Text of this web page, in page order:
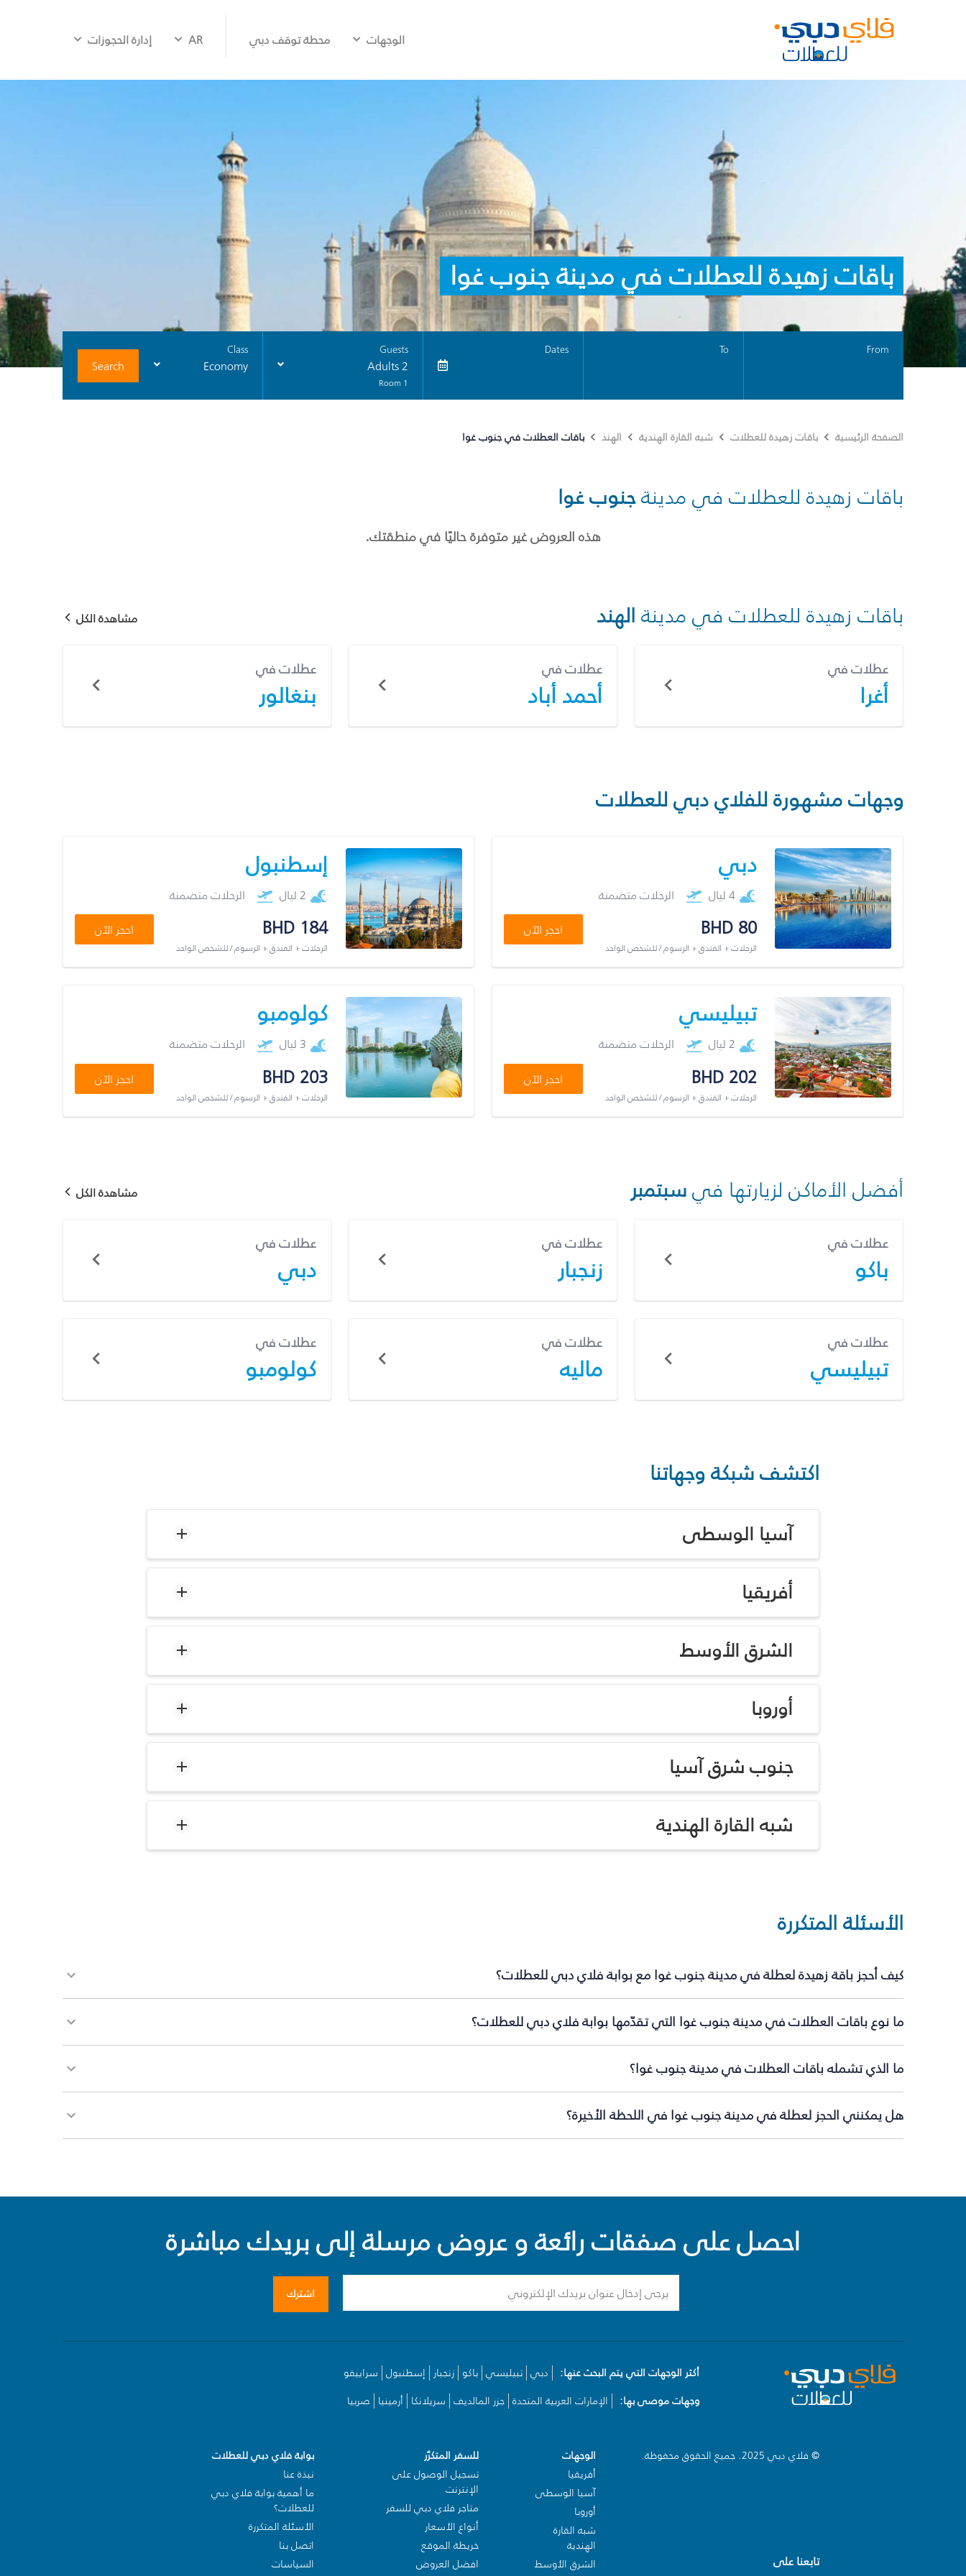
الوجهات محطة توقف دبي AR إدارة الحجوزات
باقات زهيدة للعطلات في مدينة جنوب غوا
From
To
Dates
Guests
2 Adults
1 Room
Class
Economy
Search
الصفحة الرئيسية باقات زهيدة للعطلات شبه القارة الهندية الهند باقات العطلات في جنوب غوا
باقات زهيدة للعطلات في مدينةجنوب غوا
هذه العروض غير متوفرة حاليًا في منطقتك.
باقات زهيدة للعطلات في مدينة الهند مشاهدة الكل
عطلات في
أغرا
عطلات في
أحمد أباد
عطلات في
بنغالور
وجهات مشهورة للفلاي دبي للعطلات
دبي
4 ليال الرحلات متضمنة
BHD 80
الرحلات + الفندق + الرسوم / للشخص الواحد
احجز الآن
إسطنبول
2 ليال الرحلات متضمنة
BHD 184
الرحلات + الفندق + الرسوم / للشخص الواحد
احجز الآن
تبيليسي
2 ليال الرحلات متضمنة
BHD 202
الرحلات + الفندق + الرسوم / للشخص الواحد
احجز الآن
كولومبو
3 ليال الرحلات متضمنة
BHD 203
الرحلات + الفندق + الرسوم / للشخص الواحد
احجز الآن
أفضل الأماكن لزيارتها فيسبتمبر مشاهدة الكل
عطلات في
باكو
عطلات في
زنجبار
عطلات في
دبي
عطلات في
تبيليسي
عطلات في
ماليه
عطلات في
كولومبو
اكتشف شبكة وجهاتنا
آسيا الوسطى
أفريقيا
الشرق الأوسط
أوروبا
جنوب شرق آسيا
شبه القارة الهندية
الأسئلة المتكررة
كيف أحجز باقة زهيدة لعطلة في مدينة جنوب غوا مع بوابة فلاي دبي للعطلات؟
ما نوع باقات العطلات في مدينة جنوب غوا التي تقدّمها بوابة فلاي دبي للعطلات؟
ما الذي تشمله باقات العطلات في مدينة جنوب غوا؟
هل يمكنني الحجز لعطلة في مدينة جنوب غوا في اللحظة الأخيرة؟
احصل على صفقات رائعة و عروض مرسلة إلى بريدك مباشرة
اشترك
أكثر الوجهات التي يتم البحث عنها: دبي تبيليسي باكو زنجبار إسطنبول سراييفو
وجهات موصى بها:
الإمارات العربية المتحدة جزر المالديف سريلانكا أرمينيا صربيا
© فلاي دبي 2025. جميع الحقوق محفوظة.
تابعنا على
الوجهات
أفريقيا
آسيا الوسطى
أوروبا
شبه القارة
الهندية
الشرق الأوسط
للسفر المتكرّر
تسجيل الوصول على
الإنترنت
متاجر فلاي دبي للسفر
أنواع الأسعار
خريطة الموقع
افضل العروض
بوابة فلاي دبي للعطلات
نبذة عنا
ما أهمية بوابة فلاي دبي
للعطلات؟
الأسئلة المتكررة
اتصل بنا
السياسات